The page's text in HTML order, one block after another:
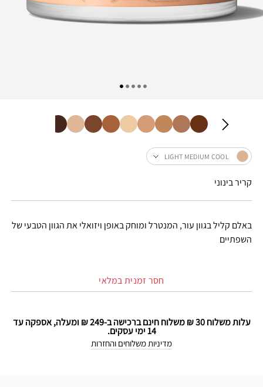
באלם קליל בגוון עור, המנטרל ומוחק באופן ויזואלי את הגוון הטבעי של
השפתיים
LIGHT MEDIUM COOL
קריר בינוני
חסר זמנית במלאי
עלות משלוח 30 ₪ משלוח חינם ברכישה ב-249 ₪ ומעלה, אספקה עד
14 ימי עסקים.
מדיניות משלוחים והחזרות